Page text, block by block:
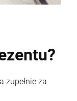
zupełnie za